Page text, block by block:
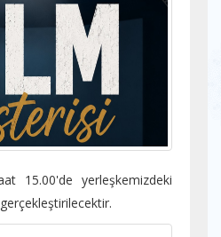
15.00'de yerleşkemizdeki